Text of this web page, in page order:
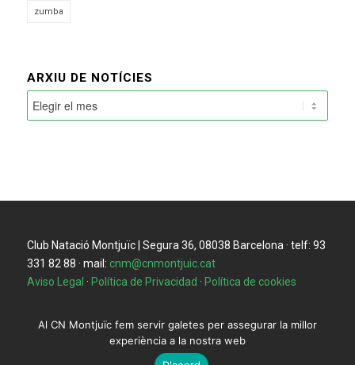
zumba
ARXIU DE NOTÍCIES
Club Natació Montjuïc | Segura 36, 08038 Barcelona · telf: 93
331 82 88 · mail: cnm@cnmontjuic.cat
Aviso Legal · Política de Privacidad · Política de cookies
Al CN Montjuïc fem servir galetes per assegurar la millor
experiència a la nostra web